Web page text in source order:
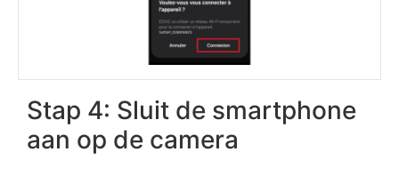
Stap 4: Sluit de smartphone
aan op de camera